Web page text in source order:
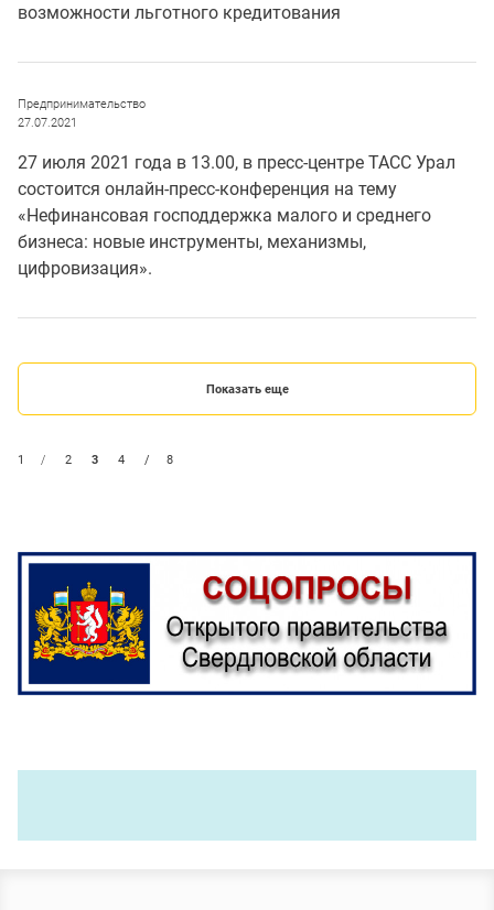
возможности льготного кредитования
Предпринимательство
27.07.2021
27 июля 2021 года в 13.00, в пресс-центре ТАСС Урал
состоится онлайн-пресс-конференция на тему
«Нефинансовая господдержка малого и среднего
бизнеса: новые инструменты, механизмы,
цифровизация».
Показать еще
1 / 2 3 4 / 8